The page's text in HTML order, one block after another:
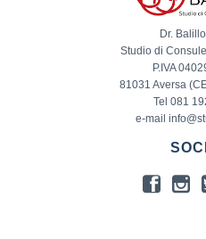
Dr.
Studio di
P.IVA
81031 Aversa
Tel 081
e-mail